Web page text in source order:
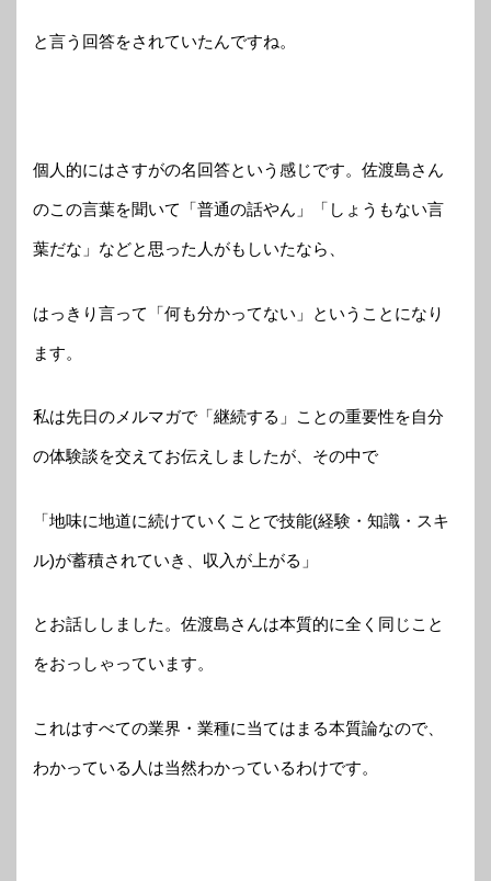
と言う回答をされていたんですね。
個人的にはさすがの名回答という感じです。佐渡島さん
のこの言葉を聞いて「普通の話やん」「しょうもない言
葉だな」などと思った人がもしいたなら、
はっきり言って「何も分かってない」ということになり
ます。
私は先日のメルマガで「継続する」ことの重要性を自分
の体験談を交えてお伝えしましたが、その中で
「地味に地道に続けていくことで技能(経験・知識・スキ
ル)が蓄積されていき、収入が上がる」
とお話ししました。佐渡島さんは本質的に全く同じこと
をおっしゃっています。
これはすべての業界・業種に当てはまる本質論なので、
わかっている人は当然わかっているわけです。